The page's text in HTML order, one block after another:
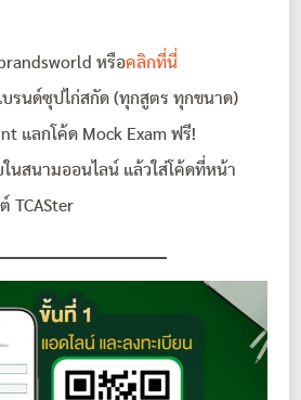
หรือคลิกที่นี่
บรนด์ซุปไก่สกัด (ทุกสูตร ทุกขนาด)
แลกโค้ด Mock Exam ฟรี!
นสนามออนไลน์ แล้วใส่โค้ดที่หน้า
TCASter